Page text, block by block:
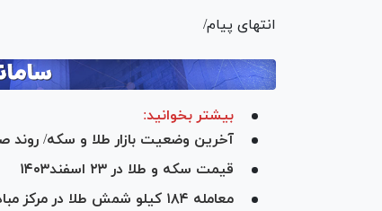
انتهای پیام/
بیشتر بخوانید:
آخرین وضعیت بازار طلا و سکه/ روند
قیمت سکه و طلا در ۲۳ اسفند۱۴۰۳
معامله ۱۸۴ کیلو شمش طلا در مرکز مبادله ایران